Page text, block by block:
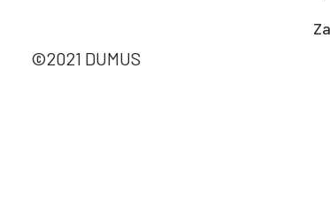
©2021 DUMUS